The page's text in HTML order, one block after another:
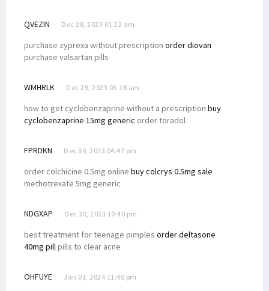
QVEZIN Dec 28, 2023 01:22 am
purchase zyprexa without prescription order diovan
purchase valsartan pills
WMHRLK Dec 29, 2023 03:18 am
how to get cyclobenzaprine without a prescription buy
cyclobenzaprine 15mg generic order toradol
FPRDKN Dec 30, 2023 04:47 pm
order colchicine 0.5mg online buy colcrys 0.5mg sale
methotrexate 5mg generic
NDGXAP Dec 30, 2023 10:40 pm
best treatment for teenage pimples order deltasone
40mg pill pills to clear acne
OHFUYE Jan 01, 2024 11:40 pm